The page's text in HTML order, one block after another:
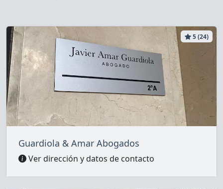
5 (24)
Guardiola & Amar Abogados
Ver dirección y datos de contacto